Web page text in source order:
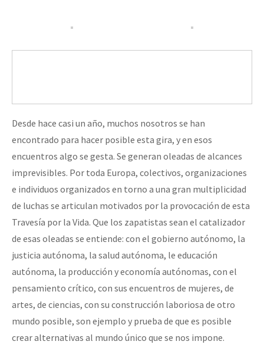
Desde hace casi un año, muchos nosotros se han
encontrado para hacer posible esta gira, y en esos
encuentros algo se gesta. Se generan oleadas de alcances
imprevisibles. Por toda Europa, colectivos, organizaciones
e individuos organizados en torno a una gran multiplicidad
de luchas se articulan motivados por la provocación de esta
Travesía por la Vida. Que los zapatistas sean el catalizador
de esas oleadas se entiende: con el gobierno autónomo, la
justicia autónoma, la salud autónoma, le educación
autónoma, la producción y economía autónomas, con el
pensamiento crítico, con sus encuentros de mujeres, de
artes, de ciencias, con su construcción laboriosa de otro
mundo posible, son ejemplo y prueba de que es posible
crear alternativas al mundo único que se nos impone.